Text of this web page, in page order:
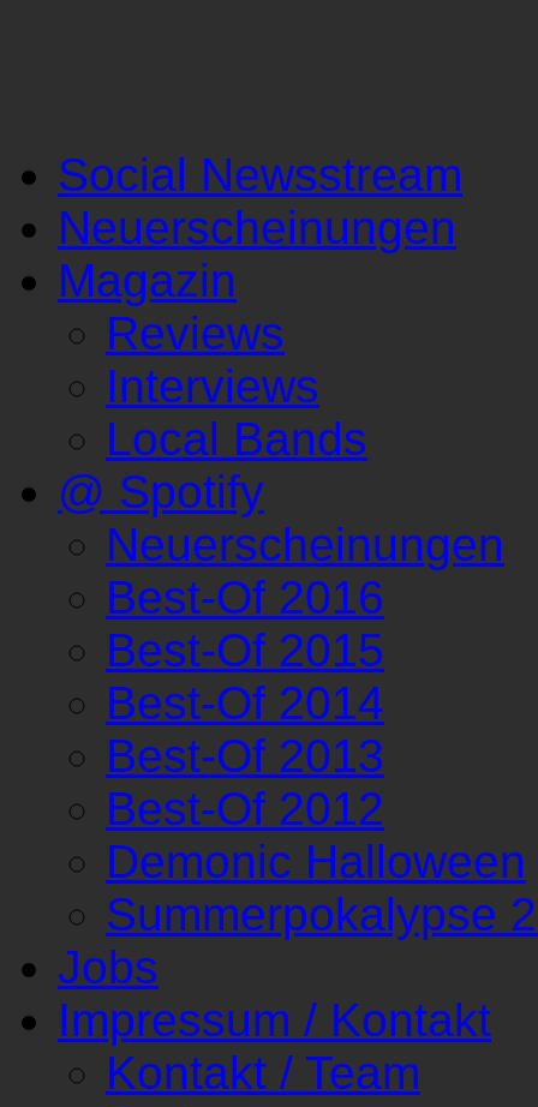
Social Newsstream
Neuerscheinungen
Magazin
Reviews
Interviews
Local Bands
@ Spotify
Neuerscheinungen
Best-Of 2016
Best-Of 2015
Best-Of 2014
Best-Of 2013
Best-Of 2012
Demonic Halloween
Summerpokalypse
Jobs
Impressum / Kontakt
Kontakt / Team